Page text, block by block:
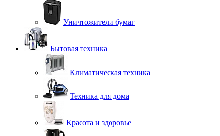
Уничтожители бумаг
Бытовая техника
Климатическая техника
Техника для дома
Красота и здоровье